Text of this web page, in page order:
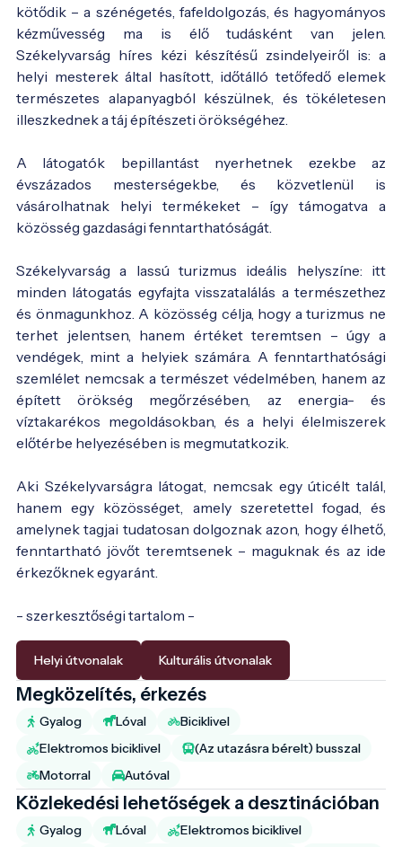
kötődik – a szénégetés, fafeldolgozás, és hagyományos
kézművesség ma is élő tudásként van jelen.
Székelyvarság híres kézi készítésű zsindelyeiről is: a
helyi mesterek által hasított, időtálló tetőfedő elemek
természetes alapanyagból készülnek, és tökéletesen
illeszkednek a táj építészeti örökségéhez.
A látogatók bepillantást nyerhetnek ezekbe az
évszázados mesterségekbe, és közvetlenül is
vásárolhatnak helyi termékeket – így támogatva a
közösség gazdasági fenntarthatóságát.
Székelyvarság a lassú turizmus ideális helyszíne: itt
minden látogatás egyfajta visszatalálás a természethez
és önmagunkhoz. A közösség célja, hogy a turizmus ne
terhet jelentsen, hanem értéket teremtsen – úgy a
vendégek, mint a helyiek számára. A fenntarthatósági
szemlélet nemcsak a természet védelmében, hanem az
épített örökség megőrzésében, az energia- és
víztakarékos megoldásokban, és a helyi élelmiszerek
előtérbe helyezésében is megmutatkozik.
Aki Székelyvarságra látogat, nemcsak egy úticélt talál,
hanem egy közösséget, amely szeretettel fogad, és
amelynek tagjai tudatosan dolgoznak azon, hogy élhető,
fenntartható jövőt teremtsenek – maguknak és az ide
érkezőknek egyaránt.
- szerkesztőségi tartalom -
Helyi útvonalak Kulturális útvonalak
Megközelítés, érkezés
Gyalog Lóval
Biciklivel
Elektromos biciklivel
(Az utazásra bérelt) busszal
Motorral
Autóval
Közlekedési lehetőségek a desztinációban
Gyalog Lóval
Elektromos biciklivel